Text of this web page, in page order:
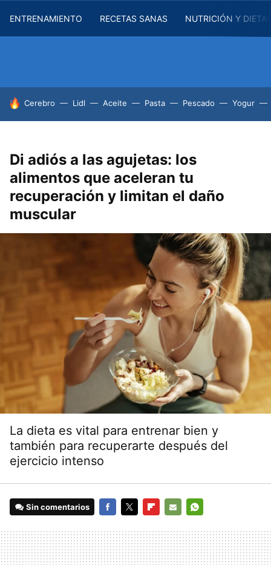
ENTRENAMIENTO RECETAS SANAS NUTRICIÓN Y
HOY SE HABLA DE
Cerebro Lidl Aceite Pasta Pescado Yogur
Di adiós a las agujetas: los
alimentos que aceleran tu
recuperación y limitan el daño
muscular
La dieta es vital para entrenar bien y
también para recuperarte después del
ejercicio intenso
Sin comentarios
MAIL